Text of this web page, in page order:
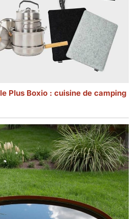
Plus Boxio : cuisine de camping